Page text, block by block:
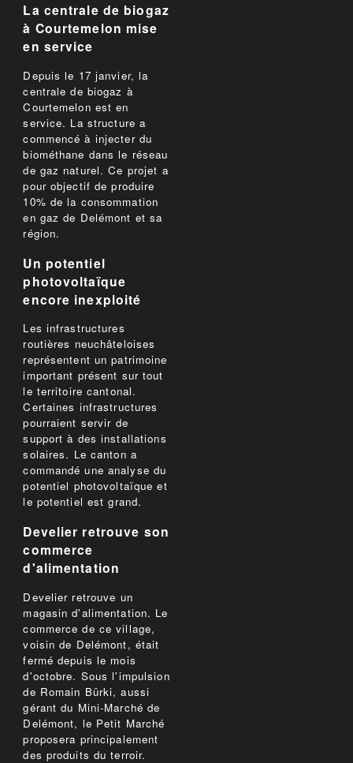
La centrale de biogaz
à Courtemelon mise
en service
Depuis le 17 janvier, la
centrale de biogaz à
Courtemelon est en
service. La structure a
commencé à injecter du
biométhane dans le réseau
de gaz naturel. Ce projet a
pour objectif de produire
10% de la consommation
en gaz de Delémont et sa
région.
Un potentiel
photovoltaïque
encore inexploité
Les infrastructures
routières neuchâteloises
représentent un patrimoine
important présent sur tout
le territoire cantonal.
Certaines infrastructures
pourraient servir de
support à des installations
solaires. Le canton a
commandé une analyse du
potentiel photovoltaïque et
le potentiel est grand.
Develier retrouve son
commerce
d'alimentation
Develier retrouve un
magasin d'alimentation. Le
commerce de ce village,
voisin de Delémont, était
fermé depuis le mois
d'octobre. Sous l'impulsion
de Romain Bürki, aussi
gérant du Mini-Marché de
Delémont, le Petit Marché
proposera principalement
des produits du terroir.